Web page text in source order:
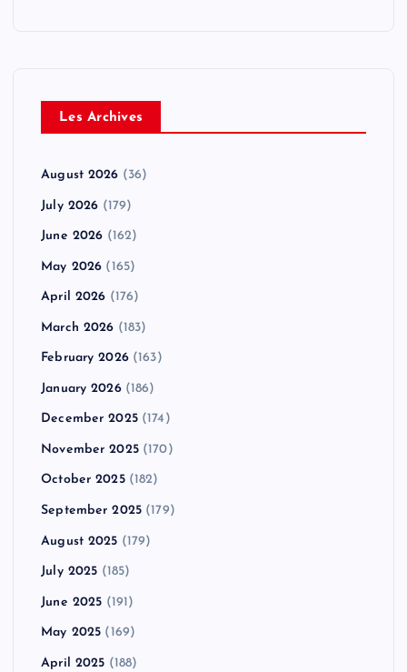
Les Archives
August 2026 (36)
July 2026 (179)
June 2026 (162)
May 2026 (165)
April 2026 (176)
March 2026 (183)
February 2026(163)
January 2026(186)
December 2025(174)
November 2025(170)
October 2025(182)
September 2025 (179)
August 2025 (179)
July 2025 (185)
June 2025 (191)
May 2025 (169)
April 2025 (188)